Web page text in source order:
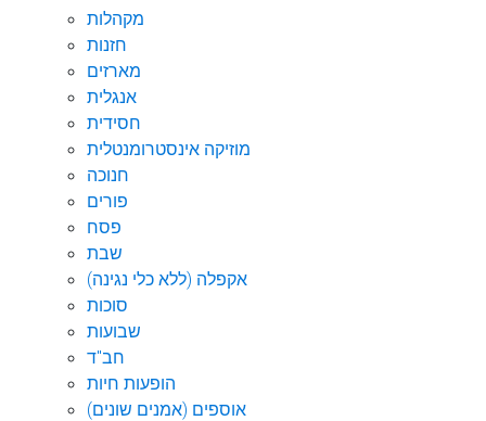
מקהלות
חזנות
מארזים
אנגלית
חסידית
מוזיקה אינסטרומנטלית
חנוכה
פורים
פסח
שבת
אקפלה (ללא כלי נגינה)
סוכות
שבועות
חב"ד
הופעות חיות
אוספים (אמנים שונים)